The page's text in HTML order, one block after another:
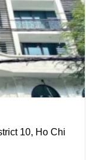
10, Ho Chi